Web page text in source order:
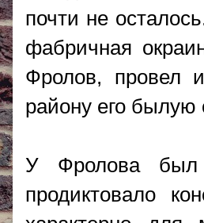
почти не
фабричная
Фролов, провел
району его былую
У Фролова был
продиктовало